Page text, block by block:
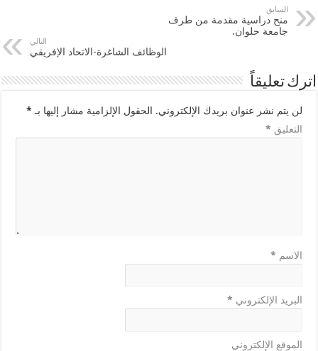
السابق
منح دراسية مقدمة من طرف
جامعة حلوان.
التالي
الوظائف الشاغرة-الاتحاد الإفريقي
اترك تعليقاً
لن يتم نشر عنوان بريدك الإلكتروني. الحقول الإلزامية مشار إليها بـ *
التعليق *
الاسم *
البريد الإلكتروني *
الموقع الإلكتروني